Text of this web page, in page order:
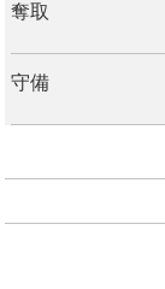
奪取
守備